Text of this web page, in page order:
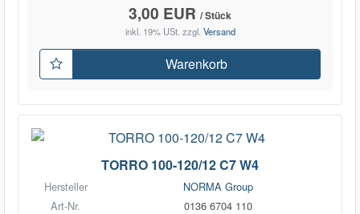
3,00 EUR / Stück
inkl. 19% USt. zzgl. Versand
Warenkorb
TORRO 100-120/12 C7 W4
Hersteller
NORMA Group
Art-Nr.
0136 6704 110